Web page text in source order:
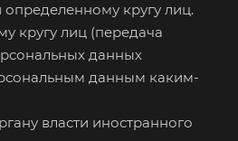
кругу лиц.
кругу лиц (передача
данных
данным каким-
власти иностранного